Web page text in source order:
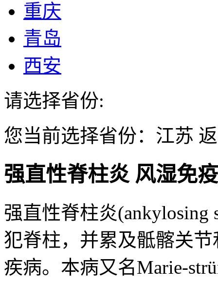
重庆
青岛
西安
请选择省份:
您当前选择省份： 江苏
强直性脊柱炎 风湿免
强直性脊柱炎
犯脊柱，并累及骶髂关
疾病。本病又名Marie-